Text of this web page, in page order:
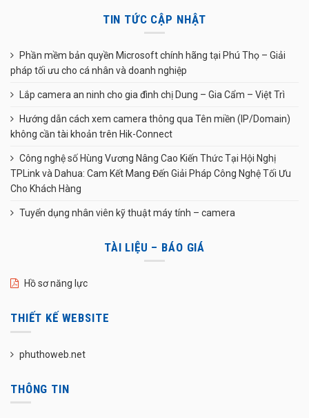
TIN TỨC CẬP NHẬT
Phần mềm bản quyền Microsoft chính hãng tại Phú Thọ – Giải
pháp tối ưu cho cá nhân và doanh nghiệp
Lắp camera an ninh cho gia đình chị Dung – Gia Cẩm – Việt Trì
Hướng dẫn cách xem camera thông qua Tên miền (IP/Domain)
không cần tài khoản trên Hik-Connect
Công nghệ số Hùng Vương Nâng Cao Kiến Thức Tại Hội Nghị
TPLink và Dahua: Cam Kết Mang Đến Giải Pháp Công Nghệ Tối Ưu
Cho Khách Hàng
Tuyển dụng nhân viên kỹ thuật máy tính – camera
TÀI LIỆU – BÁO GIÁ
Hồ sơ năng lực
THIẾT KẾ WEBSITE
phuthoweb.net
THÔNG TIN